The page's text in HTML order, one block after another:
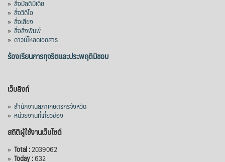
จังหวัดจันทบุรี กรอบวงเงิน 7,200 ล้านบาท
กำหนดระยะเวลาดำเนินงาน 7 ปี (พ.ศ. 2570–
2576) โดยโครงการมีความจุ 99.50 ล้าน
ลูกบาศก์เมตร สามารถสนับสนุนพื้นที่
ชลประทานกว่า 87,700 ไร่ เพิ่ม
View on Facebook
» สื่อมัลติมีเดีย
» สื่อวิดีโอ
» สื่อเสียง
» สื่อสิ่งพิมพ์
» ดาวน์โหลดเอกสาร
ร้องเรียนการทุจริตและประพฤติมิชอบ
เว็บลิงก์
» สำนักงานสภาเกษตรกรจังหวัด
» หน่วยงานที่เกี่ยวข้อง
สถิติผู้ใช้งานเว็บไซต์
» Total :2039062
» Today :632